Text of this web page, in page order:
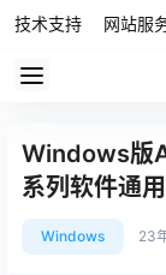
技术支持 网站服
Windows版
系列软件通
Windows 23